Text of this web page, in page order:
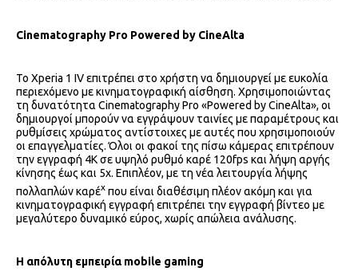
Cinematography Pro Powered by CineAlta
Το Xperia 1 IV επιτρέπει στο χρήστη να δημιουργεί με ευκολία
περιεχόμενο με κινηματογραφική αίσθηση. Χρησιμοποιώντας
τη δυνατότητα Cinematography Pro «Powered by CineAlta», οι
δημιουργοί μπορούν να εγγράψουν ταινίες με παραμέτρους και
ρυθμίσεις χρώματος αντίστοιχες με αυτές που χρησιμοποιούν
οι επαγγελματίες. Όλοι οι φακοί της πίσω κάμερας επιτρέπουν
την εγγραφή 4K σε υψηλό ρυθμό καρέ 120fps και λήψη αργής
κίνησης έως και 5x. Επιπλέον, με τη νέα λειτουργία λήψης
πολλαπλών καρέx που είναι διαθέσιμη πλέον ακόμη και για
κινηματογραφική εγγραφή επιτρέπει την εγγραφή βίντεο με
μεγαλύτερο δυναμικό εύρος, χωρίς απώλεια ανάλυσης.
Η απόλυτη εμπειρία mobile gaming